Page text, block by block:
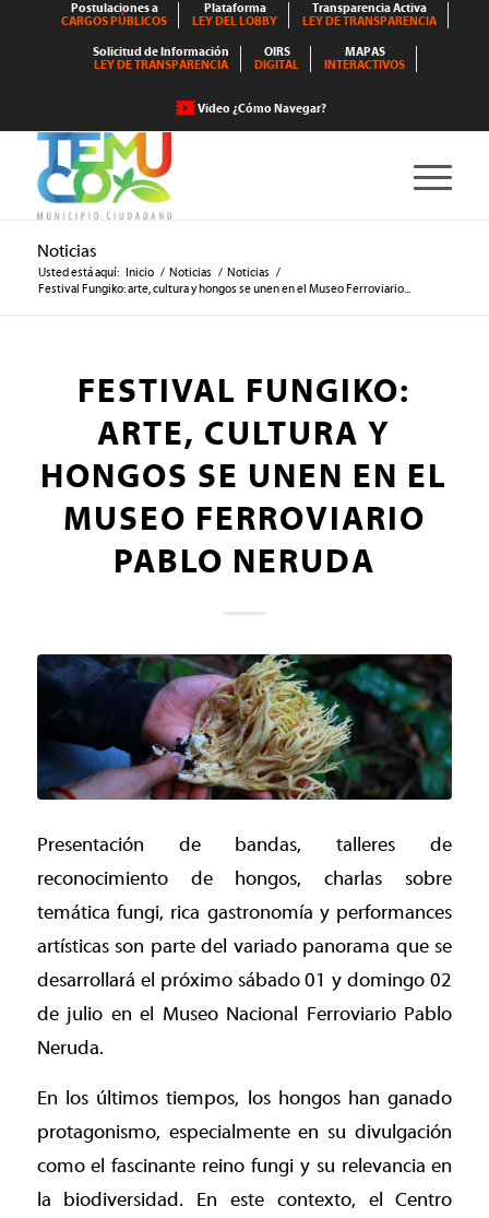
Postulaciones a
CARGOS PÚBLICOS
Plataforma
LEY DEL LOBBY
Transparencia Activa
LEY DE TRANSPARENCIA
Solicitud de Información
LEY DE TRANSPARENCIA
OIRS
DIGITAL
MAPAS
INTERACTIVOS
Video ¿Cómo Navegar?
Noticias
Usted está aquí: Inicio / Noticias / Noticias /
Festival Fungiko: arte, cultura y hongos se unen en el Museo Ferroviario...
FESTIVAL FUNGIKO:
ARTE, CULTURA Y
HONGOS SE UNEN EN EL
MUSEO FERROVIARIO
PABLO NERUDA
Presentación de bandas, talleres de
reconocimiento de hongos, charlas sobre
temática fungi, rica gastronomía y performances
artísticas son parte del variado panorama que se
desarrollará el próximo sábado 01 y domingo 02
de julio en el Museo Nacional Ferroviario Pablo
Neruda.
En los últimos tiempos, los hongos han ganado
protagonismo, especialmente en su divulgación
como el fascinante reino fungi y su relevancia en
la biodiversidad. En este contexto, el Centro